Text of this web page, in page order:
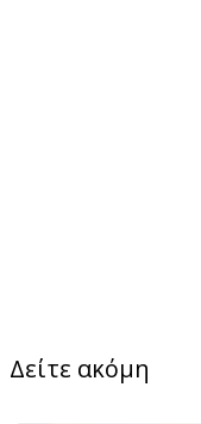
Δείτε ακόμη